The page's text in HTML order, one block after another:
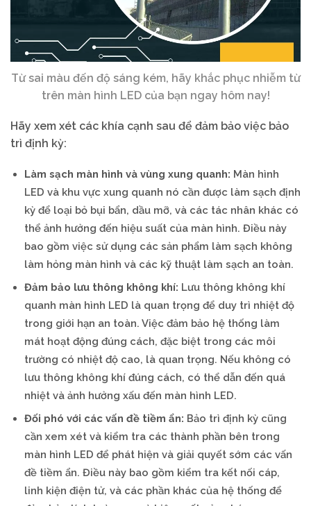
Từ sai màu đến độ sáng kém, hãy khắc phục nhiễm từ
trên màn hình LED của bạn ngay hôm nay!
Hãy xem xét các khía cạnh sau để đảm bảo việc bảo
trì định kỳ:
Làm sạch màn hình và vùng xung quanh: Màn hình
LED và khu vực xung quanh nó cần được làm sạch định
kỳ để loại bỏ bụi bẩn, dầu mỡ, và các tác nhân khác có
thể ảnh hưởng đến hiệu suất của màn hình. Điều này
bao gồm việc sử dụng các sản phẩm làm sạch không
làm hỏng màn hình và các kỹ thuật làm sạch an toàn.
Đảm bảo lưu thông không khí: Lưu thông không khí
quanh màn hình LED là quan trọng để duy trì nhiệt độ
trong giới hạn an toàn. Việc đảm bảo hệ thống làm
mát hoạt động đúng cách, đặc biệt trong các môi
trường có nhiệt độ cao, là quan trọng. Nếu không có
lưu thông không khí đúng cách, có thể dẫn đến quá
nhiệt và ảnh hưởng xấu đến màn hình LED.
Đối phó với các vấn đề tiềm ẩn: Bảo trì định kỳ cũng
cần xem xét và kiểm tra các thành phần bên trong
màn hình LED để phát hiện và giải quyết sớm các vấn
đề tiềm ẩn. Điều này bao gồm kiểm tra kết nối cáp,
linh kiện điện tử, và các phần khác của hệ thống để